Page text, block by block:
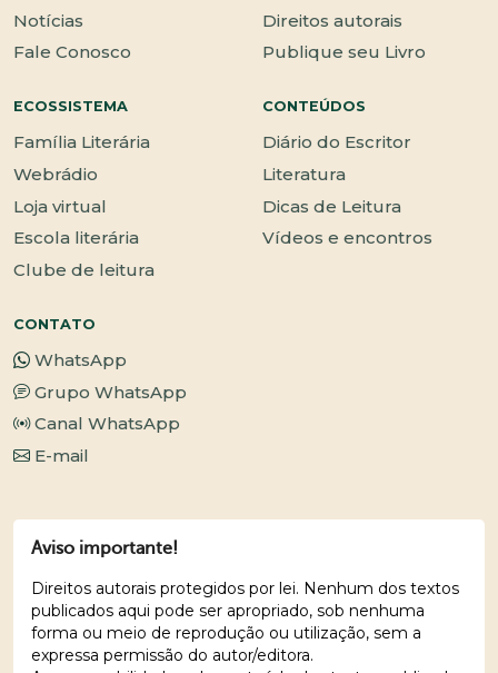
Notícias
Fale Conosco
Direitos autorais
Publique seu Livro
ECOSSISTEMA
Família Literária
Webrádio
Loja virtual
Escola literária
Clube de leitura
CONTEÚDOS
Diário do Escritor
Literatura
Dicas de Leitura
Vídeos e encontros
CONTATO
WhatsApp
Grupo WhatsApp
Canal WhatsApp
E-mail
Aviso importante!
Direitos autorais protegidos por lei. Nenhum dos textos
publicados aqui pode ser apropriado, sob nenhuma
forma ou meio de reprodução ou utilização, sem a
expressa permissão do autor/editora.